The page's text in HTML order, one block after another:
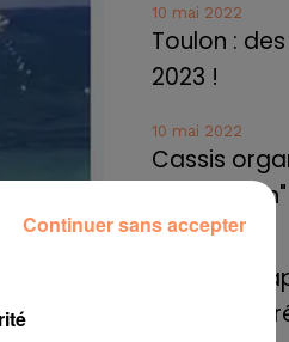
10 mai 2022
Toulon :
2023 !
10 mai 2022
Cassis
"Fête du vin"
Marseille :
retrouver
Continuer sans accepter